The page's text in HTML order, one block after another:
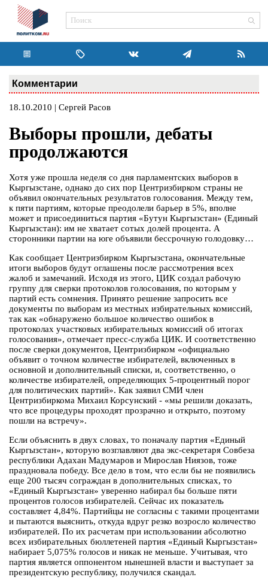
Комментарии
18.10.2010 | Сергей Расов
Выборы прошли, дебаты
продолжаются
Хотя уже прошла неделя со дня парламентских выборов в
Кыргызстане, однако до сих пор Центризбирком страны не
объявил окончательных результатов голосования. Между тем,
к пяти партиям, которые преодолели барьер в 5%, вполне
может и присоединиться партия «Бутун Кыргызстан» (Единый
Кыргызстан): им не хватает сотых долей процента. А
сторонники партии на юге объявили бессрочную голодовку…
Как сообщает Центризбирком Кыргызстана, окончательные
итоги выборов будут оглашены после рассмотрения всех
жалоб и замечаний. Исходя из этого, ЦИК создал рабочую
группу для сверки протоколов голосования, по которым у
партий есть сомнения. Принято решение запросить все
документы по выборам из местных избирательных комиссий,
так как «обнаружено большое количество ошибок в
протоколах участковых избирательных комиссий об итогах
голосования», отмечает пресс-служба ЦИК. И соответственно
после сверки документов, Центризбирком «официально
объявит о точном количестве избирателей, включенных в
основной и дополнительный списки, и, соответственно, о
количестве избирателей, определяющих 5-процентный порог
для политических партий». Как заявил СМИ член
Центризбиркома Михаил Корсунский - «мы решили доказать,
что все процедуры проходят прозрачно и открыто, поэтому
пошли на встречу».
Если объяснить в двух словах, то поначалу партия «Единый
Кыргызстан», которую возглавляют два экс-секретаря Совбеза
республики Адахан Мадумаров и Мирослав Ниязов, тоже
праздновала победу. Все дело в том, что если бы не появились
еще 200 тысяч сограждан в дополнительных списках, то
«Единый Кыргызстан» уверенно набирал бы больше пяти
процентов голосов избирателей. Сейчас их показатель
составляет 4,84%. Партийцы не согласны с такими процентами
и пытаются выяснить, откуда вдруг резко возросло количество
избирателей. По их расчетам при использовании абсолютно
всех избирательных бюллетеней партия «Единый Кыргызстан»
набирает 5,075% голосов и никак не меньше. Учитывая, что
партия является оппонентом нынешней власти и выступает за
президентскую республику, получился скандал.